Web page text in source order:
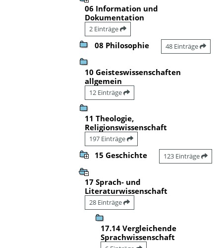
06 Information und
Dokumentation
2 Einträge
08 Philosophie 48 Einträge
10 Geisteswissenschaften
allgemein
12 Einträge
11 Theologie,
Religionswissenschaft
197 Einträge
15 Geschichte 123 Einträge
17 Sprach- und
Literaturwissenschaft
28 Einträge
17.14 Vergleichende
Sprachwissenschaft